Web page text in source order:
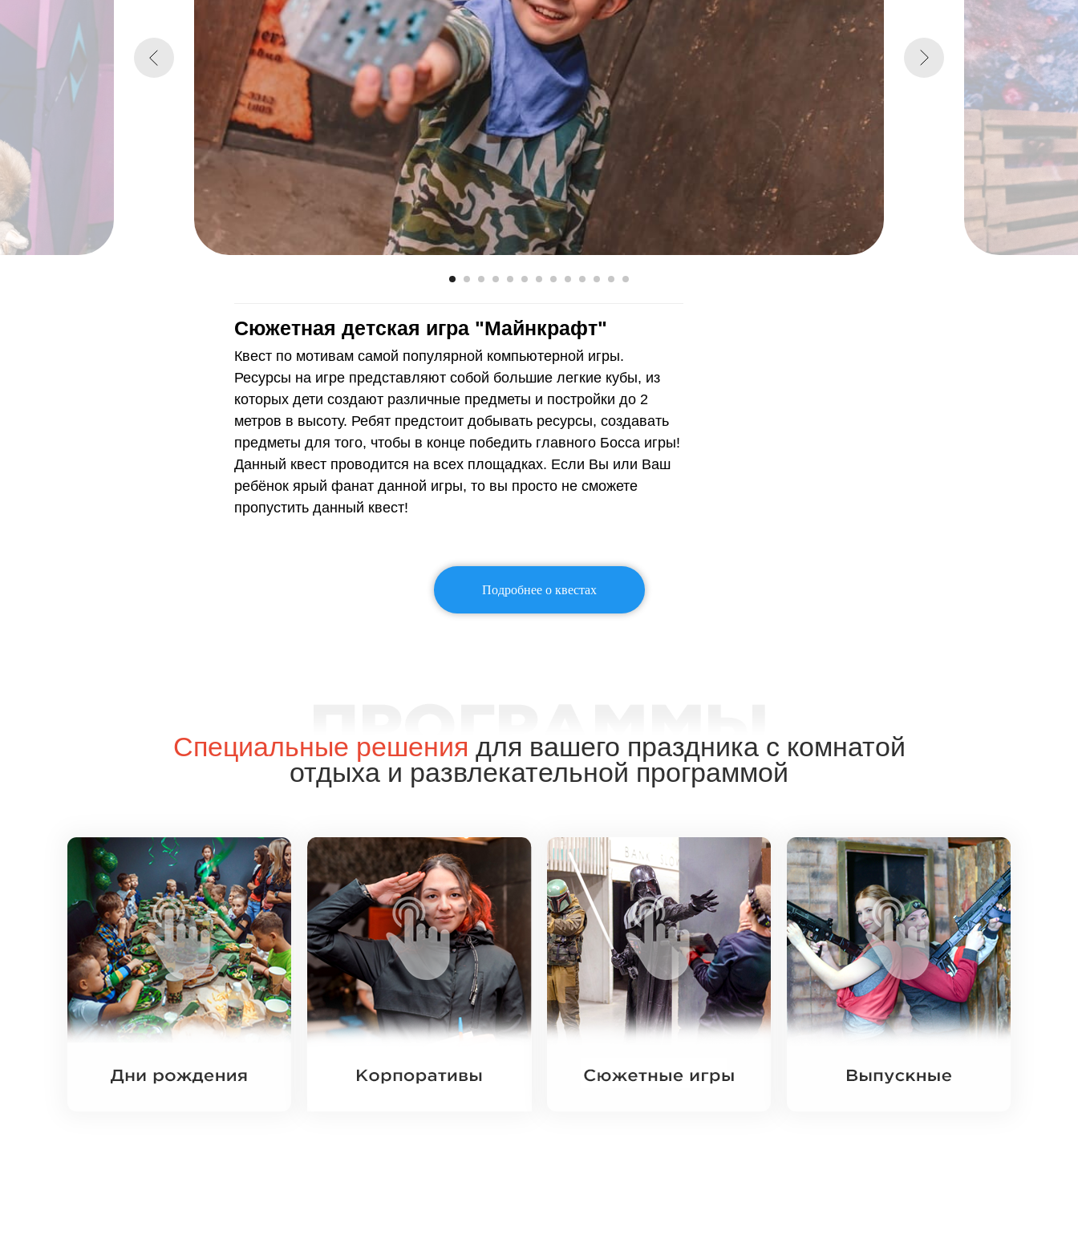
Сюжетная детская игра "Майнкрафт"
Квест по мотивам самой популярной компьютерной игры.
Ресурсы на игре представляют собой большие легкие кубы, из
которых дети создают различные предметы и постройки до 2
метров в высоту. Ребят предстоит добывать ресурсы, создавать
предметы для того, чтобы в конце победить главного Босса игры!
Данный квест проводится на всех площадках. Если Вы или Ваш
ребёнок ярый фанат данной игры, то вы просто не сможете
пропустить данный квест!
Подробнее о квестах
Специальные решения для вашего праздника с комнатой
отдыха и развлекательной программой